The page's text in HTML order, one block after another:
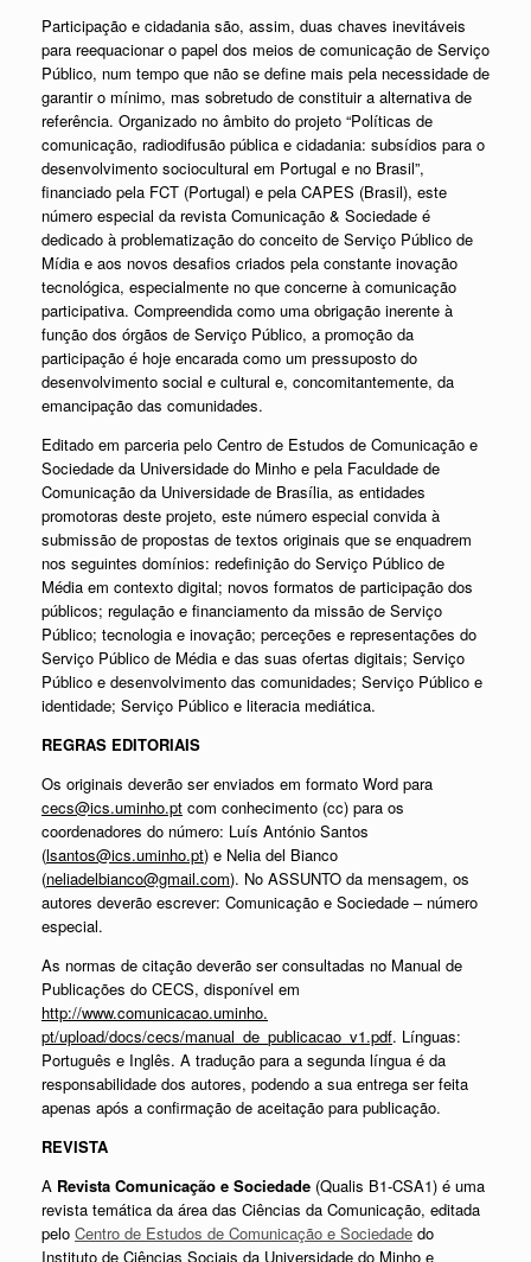
Participação e cidadania são, assim, duas chaves inevitáveis
para reequacionar o papel dos meios de comunicação de Serviço
Público, num tempo que não se define mais pela necessidade de
garantir o mínimo, mas sobretudo de constituir a alternativa de
referência. Organizado no âmbito do projeto “Políticas de
comunicação, radiodifusão pública e cidadania: subsídios para o
desenvolvimento sociocultural em Portugal e no Brasil”,
financiado pela FCT (Portugal) e pela CAPES (Brasil), este
número especial da revista Comunicação & Sociedade é
dedicado à problematização do conceito de Serviço Público de
Mídia e aos novos desafios criados pela constante inovação
tecnológica, especialmente no que concerne à comunicação
participativa. Compreendida como uma obrigação inerente à
função dos órgãos de Serviço Público, a promoção da
participação é hoje encarada como um pressuposto do
desenvolvimento social e cultural e, concomitantemente, da
emancipação das comunidades.
Editado em parceria pelo Centro de Estudos de Comunicação e
Sociedade da Universidade do Minho e pela Faculdade de
Comunicação da Universidade de Brasília, as entidades
promotoras deste projeto, este número especial convida à
submissão de propostas de textos originais que se enquadrem
nos seguintes domínios: redefinição do Serviço Público de
Média em contexto digital; novos formatos de participação dos
públicos; regulação e financiamento da missão de Serviço
Público; tecnologia e inovação; perceções e representações do
Serviço Público de Média e das suas ofertas digitais; Serviço
Público e desenvolvimento das comunidades; Serviço Público e
identidade; Serviço Público e literacia mediática.
REGRAS EDITORIAIS
Os originais deverão ser enviados em formato Word para
cecs@ics.uminho.pt com conhecimento (cc) para os
coordenadores do número: Luís António Santos
(lsantos@ics.uminho.pt) e Nelia del Bianco
(neliadelbianco@gmail.com). No ASSUNTO da mensagem, os
autores deverão escrever: Comunicação e Sociedade – número
especial.
As normas de citação deverão ser consultadas no Manual de
Publicações do CECS, disponível em
http://www.comunicacao.uminho.
pt/upload/docs/cecs/manual_de_ publicacao_v1.pdf. Línguas:
Português e Inglês. A tradução para a segunda língua é da
responsabilidade dos autores, podendo a sua entrega ser feita
apenas após a confirmação de aceitação para publicação.
REVISTA
A Revista Comunicação e Sociedade (Qualis B1-CSA1) é uma
revista temática da área das Ciências da Comunicação, editada
pelo Centro de Estudos de Comunicação e Sociedade do
Instituto de Ciências Sociais da Universidade do Minho e